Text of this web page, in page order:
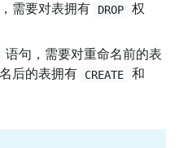
需要对表拥有 DROP
权
语句，需要对重命名前的表
后的表拥有 CREATE 和